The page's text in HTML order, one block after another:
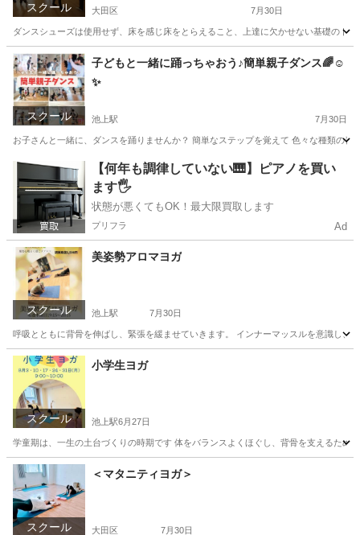
スクール 大田区 7月30日
ダンスシューズは使用せず、床を感じ床をとらえること、上達に欠かせない基礎のト
東京 大田区 社交ダンス Instagram
スクール
子どもと一緒に踊っちゃおう♪簡単親子ダンス🌈☺️
✨
池上駅 7月30日
お子さんと一緒に、ダンスを踊りませんか？ 簡単なステップを覚えて 色々な種類の
東京 大田区 池上駅 社交ダンス 親子
【何年も調律していない🎹】ピアノを買い
ます🖐️
状態が悪くてもOK！最大限買取します
プリフラ Ad
スクール
美姿勢アロマヨガ
池上駅 7月30日
呼吸とともに背骨を伸ばし、緊張を緩ませていきます。 インナーマッスルを意識し
東京 大田区 池上駅 ヨガ
スクール
小学生ヨガ
池上駅6月27日
学童期は、一生の土台づくりの時期です 体をバランスよくほぐし、背骨を支えるた
東京 大田区 池上駅
スクール
＜マタニティヨガ＞
大田区 7月30日